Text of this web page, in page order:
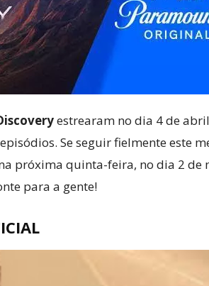
estrearam no dia 4 de
Se seguir fielmente este
próxima quinta-feira, no dia 2 de
para a gente!